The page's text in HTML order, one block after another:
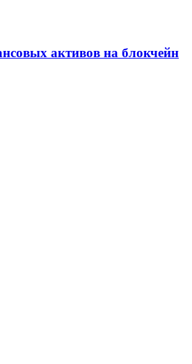
активов на блокчейн